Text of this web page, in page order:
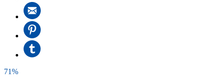
71%